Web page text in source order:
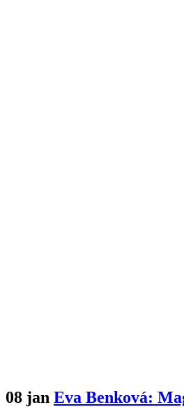
08 jan Eva Benková: